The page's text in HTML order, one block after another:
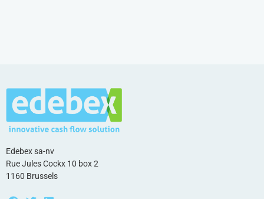
Edebex sa-nv
Rue Jules Cockx 10 box 2
1160 Brussels